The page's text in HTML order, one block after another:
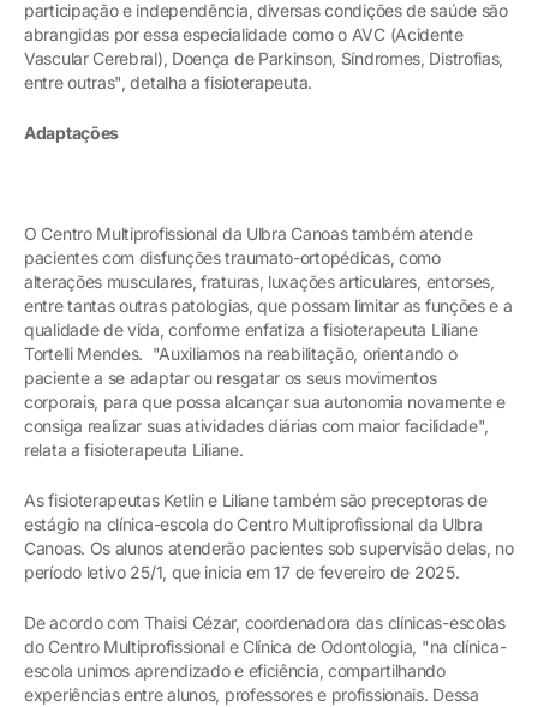
participação e independência, diversas condições de saúde são
abrangidas por essa especialidade como o AVC (Acidente
Vascular Cerebral), Doença de Parkinson, Síndromes, Distrofias,
entre outras", detalha a fisioterapeuta.
Adaptações
O Centro Multiprofissional da Ulbra Canoas também atende
pacientes com disfunções traumato-ortopédicas, como
alterações musculares, fraturas, luxações articulares, entorses,
entre tantas outras patologias, que possam limitar as funções e a
qualidade de vida, conforme enfatiza a fisioterapeuta Liliane
Tortelli Mendes. "Auxiliamos na reabilitação, orientando o
paciente a se adaptar ou resgatar os seus movimentos
corporais, para que possa alcançar sua autonomia novamente e
consiga realizar suas atividades diárias com maior facilidade",
relata a fisioterapeuta Liliane.
As fisioterapeutas Ketlin e Liliane também são preceptoras de
estágio na clínica-escola do Centro Multiprofissional da Ulbra
Canoas. Os alunos atenderão pacientes sob supervisão delas, no
período letivo 25/1, que inicia em 17 de fevereiro de 2025.
De acordo com Thaisi Cézar, coordenadora das clínicas-escolas
do Centro Multiprofissional e Clínica de Odontologia, "na clínica-
escola unimos aprendizado e eficiência, compartilhando
experiências entre alunos, professores e profissionais. Dessa